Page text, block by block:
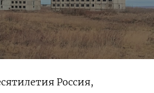
Россия,